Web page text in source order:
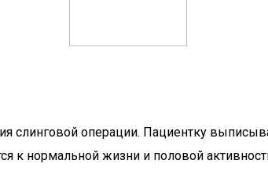
слинговой операции. Пациентку
к нормальной жизни и половой